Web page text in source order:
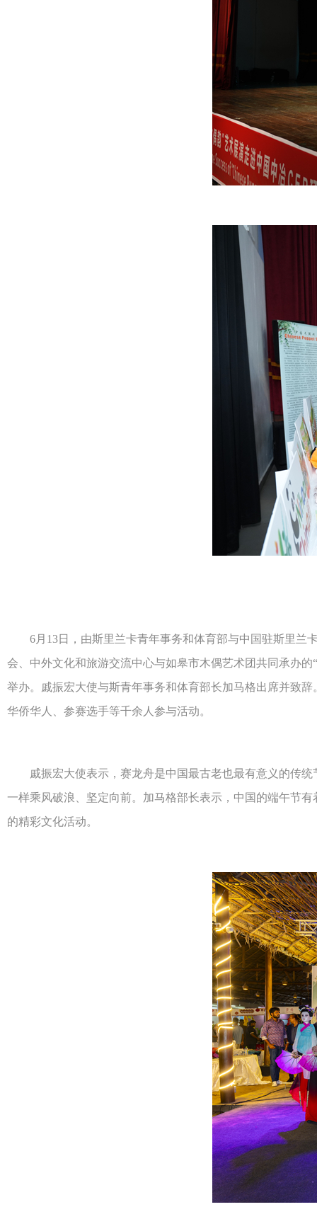
6月13日，由斯里兰卡青年事务和体育部与中国驻斯里兰
会、中外文化和旅游交流中心与如皋市木偶艺术团共同承办
举办。戚振宏大使与斯青年事务和体育部长加马格出席并致
华侨华人、参赛选手等千余人参与活动。
戚振宏大使表示，赛龙舟是中国最古老也最有意义的传统
一样乘风破浪、坚定向前。加马格部长表示，中国的端午节
的精彩文化活动。